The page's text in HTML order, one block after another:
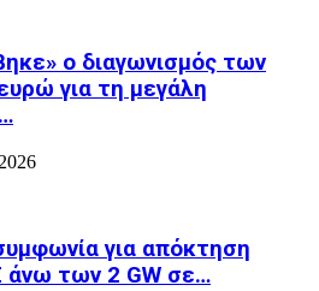
ο διαγωνισμός των
για τη μεγάλη
για απόκτηση
άνω των 2 GW σε…